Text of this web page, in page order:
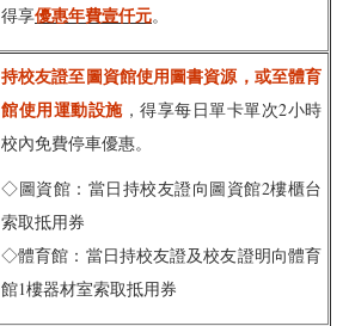
得享優惠年費壹仟元。
持校友證至圖資館使用圖書資源，或至體育
館使用運動設施，得享每日單卡單次2小時
校內免費停車優惠。
◇圖資館：當日持校友證向圖資館2樓櫃台
索取抵用券
◇體育館：當日持校友證及校友證明向體育
館1樓器材室索取抵用券